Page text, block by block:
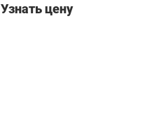
Узнать цену